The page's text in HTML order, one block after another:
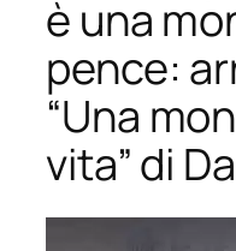
è una
pence:
“Una
vita” di